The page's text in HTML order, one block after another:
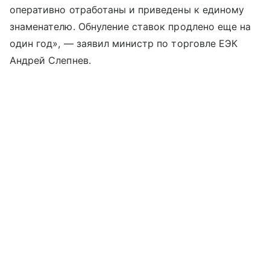
оперативно отработаны и приведены к единому
знаменателю. Обнуление ставок продлено еще на
один год», — заявил министр по торговле ЕЭК
Андрей Слепнев.